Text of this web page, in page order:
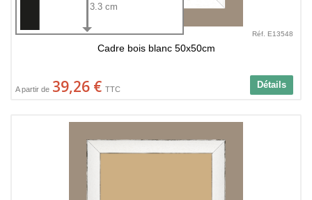
3.3 cm
Réf. E13548
Cadre bois blanc 50x50cm
Détails
A partir de 39,26 € TTC